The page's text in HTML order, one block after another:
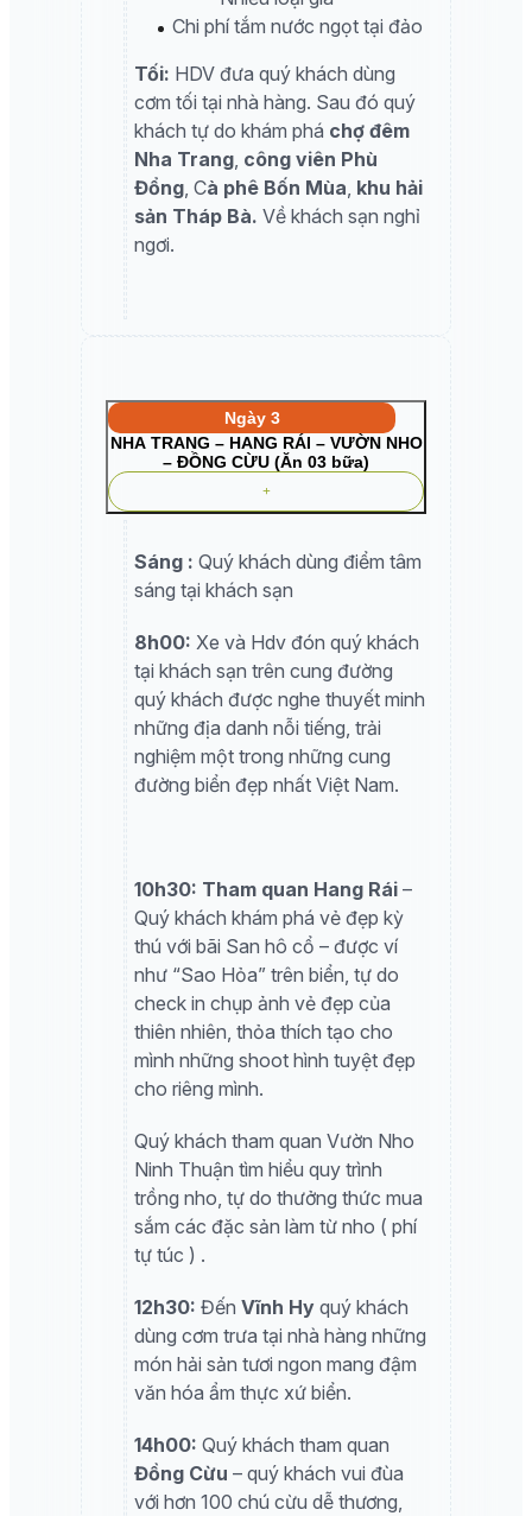
Chi phí tắm nước ngọt tại đảo
Tối: HDV đưa quý khách dùng
cơm tối tại nhà hàng. Sau đó quý
khách tự do khám phá chợ đêm
Nha Trang, công viên Phù
Đổng, Cà phê Bốn Mùa, khu hải
sản Tháp Bà. Về khách sạn nghỉ
ngơi.
Ngày 3
NHA TRANG – HANG RÁI – VƯỜN NHO
– ĐỒNG CỪU (Ăn 03 bữa)
Sáng : Quý khách dùng điểm tâm
sáng tại khách sạn
8h00: Xe và Hdv đón quý khách
tại khách sạn trên cung đường
quý khách được nghe thuyết minh
những địa danh nỗi tiếng, trải
nghiệm một trong những cung
đường biển đẹp nhất Việt Nam.
10h30: Tham quan Hang Rái –
Quý khách khám phá vẻ đẹp kỳ
thú với bãi San hô cổ – được ví
như “Sao Hỏa” trên biển, tự do
check in chụp ảnh vẻ đẹp của
thiên nhiên, thỏa thích tạo cho
mình những shoot hình tuyệt đẹp
cho riêng mình.
Quý khách tham quan Vườn Nho
Ninh Thuận tìm hiểu quy trình
trồng nho, tự do thưởng thức mua
sắm các đặc sản làm từ nho ( phí
tự túc ) .
12h30: Đến Vĩnh Hy quý khách
dùng cơm trưa tại nhà hàng những
món hải sản tươi ngon mang đậm
văn hóa ẩm thực xứ biển.
14h00: Quý khách tham quan
Đồng Cừu – quý khách vui đùa
với hơn 100 chú cừu dễ thương,